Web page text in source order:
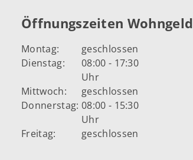
Öffnungszeiten Wohngeld
Montag:
geschlossen
Dienstag:
08:00 - 17:30
Uhr
Mittwoch:
geschlossen
Donnerstag: 08:00 - 15:30
Uhr
Freitag:
geschlossen